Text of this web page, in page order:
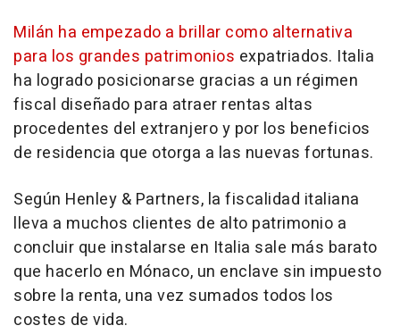
Milán ha empezado a brillar como alternativa
para los grandes patrimonios expatriados. Italia
ha logrado posicionarse gracias a un régimen
fiscal diseñado para atraer rentas altas
procedentes del extranjero y por los beneficios
de residencia que otorga a las nuevas fortunas.
Según Henley & Partners, la fiscalidad italiana
lleva a muchos clientes de alto patrimonio a
concluir que instalarse en Italia sale más barato
que hacerlo en Mónaco, un enclave sin impuesto
sobre la renta, una vez sumados todos los
costes de vida.